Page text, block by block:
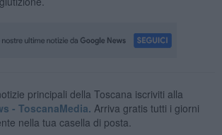
principali della Toscana iscriviti alla
- ToscanaMedia. Arriva gratis tutti i giorni
nella tua casella di posta.